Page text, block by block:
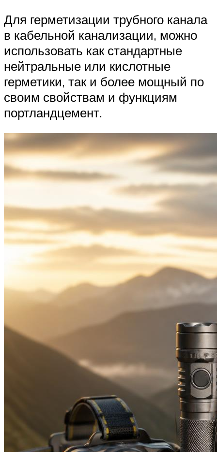
Для герметизации трубного канала
в кабельной канализации, можно
использовать как стандартные
нейтральные или кислотные
герметики, так и более мощный по
своим свойствам и функциям
портландцемент.